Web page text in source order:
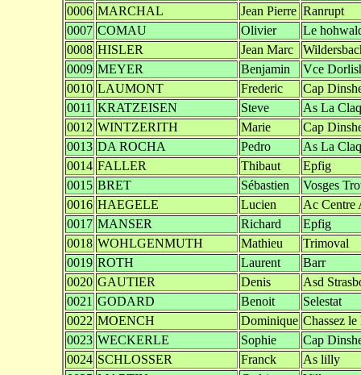
0006 MARCHAL Jean Pierre Ranrupt
0007 COMAU Olivier
Le
0008 HISLER Jean Marc
0009 MEYER Benjamin
Vce
0010 LAUMONT Frederic
Cap
0011 KRATZEISEN Steve
As La
0012 WINTZERITH Marie
Cap
0013 DA ROCHA Pedro
As La
0014 FALLER Thibaut
Epfig
0015 BRET Sébastien
Vosges
0016 HAEGELE Lucien
Ac Centre
0017 MANSER Richard
Epfig
0018 WOHLGENMUTH Mathieu
Trimoval
0019 ROTH Laurent
Barr
0020 GAUTIER Denis
Asd
0021 GODARD Benoit
Selestat
0022 MOENCH Dominique Chassez
0023 WECKERLE Sophie
Cap
0024 SCHLOSSER Franck
As lilly